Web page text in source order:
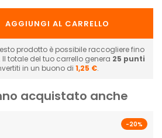
AGGIUNGI AL CARRELLO
prodotto è possibile raccogliere fino
. Il totale del tuo carrello genera 25 punti
in un buono di 1,25 €.
acquistato anche
-20%